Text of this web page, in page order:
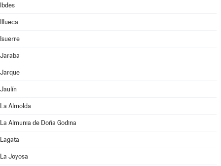
Ibdes
Illueca
Isuerre
Jaraba
Jarque
Jaulín
La Almolda
La Almunia de Doña Godina
Lagata
La Joyosa